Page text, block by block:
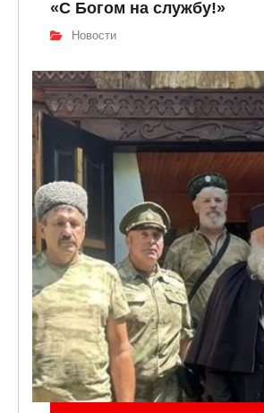
«С Богом на службу!»
Новости